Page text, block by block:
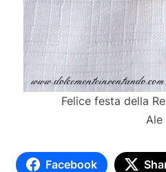
Felice festa della
Ale
Facebook